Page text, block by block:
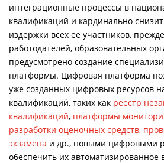
интеграционные процессы в
квалификаций и кардинально
издержки всех ее участников,
работодателей, образовательных
предусмотрено создание
платформы. Цифровая платформа
уже созданных цифровых ресурсов
квалификаций, таких как реестр
квалификаций, платформы
разработки оценочных средств,
экзамена и др., новыми цифровыми
обеспечить их автоматизированное